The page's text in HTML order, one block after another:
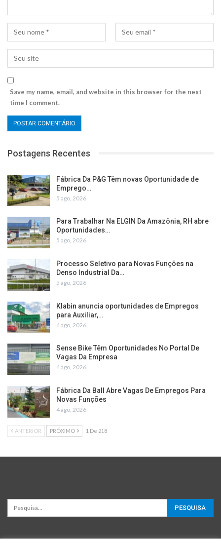
Save my name, email, and website in this browser for the next
time I comment.
Postagens Recentes
Fábrica Da P&G Têm novas Oportunidade de
Emprego…
5 ago, 2026
Para Trabalhar Na ELGIN Da Amazônia, RH abre
Oportunidades…
5 ago, 2026
Processo Seletivo para Novas Funções na
Denso Industrial Da…
5 ago, 2026
Klabin anuncia oportunidades de Empregos
para Auxiliar,…
4 ago, 2026
Sense Bike Têm Oportunidades No Portal De
Vagas Da Empresa
4 ago, 2026
Fábrica Da Ball Abre Vagas De Empregos Para
Novas Funções
4 ago, 2026
ANTERIOR PRÓXIMO 1 De 218